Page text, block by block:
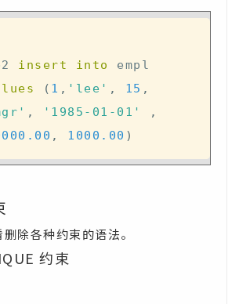
insert into
( 1 , 'lee' , 15 ,
, '1985-01-01'
,
, 1000.00 )
除各种约束的语法。
约束